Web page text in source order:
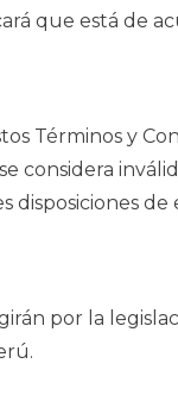
que está de
Términos y
considera
disposiciones de
por la